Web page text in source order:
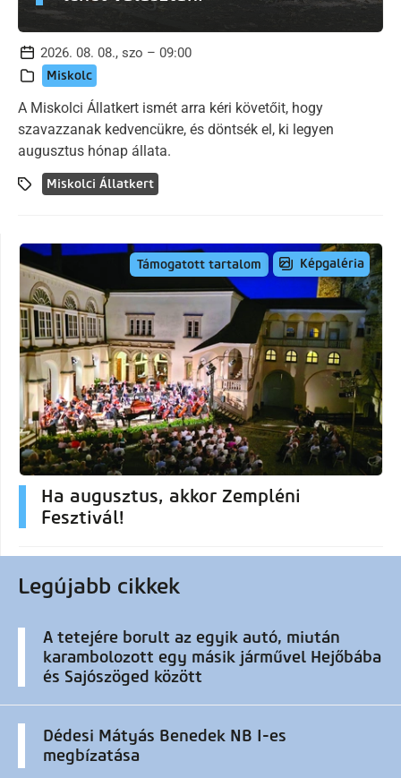
2026. 08. 08., szo – 09:00
Miskolc
A Miskolci Állatkert ismét arra kéri követőit, hogy
szavazzanak kedvencükre, és döntsék el, ki legyen
augusztus hónap állata.
Miskolci Állatkert
Támogatott tartalom Képgaléria
Ha augusztus, akkor Zempléni
Fesztivál!
Legújabb cikkek
A tetejére borult az egyik autó, miután
karambolozott egy másik járművel Hejőbába
és Sajószöged között
Dédesi Mátyás Benedek NB I-es
megbízatása